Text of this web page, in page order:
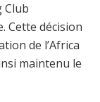
Club
Cette décision
de l’Africa
maintenu le